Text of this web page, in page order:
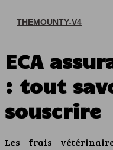
THEMOUNTY-V4
ECA
: tout
souscrire
Les frais